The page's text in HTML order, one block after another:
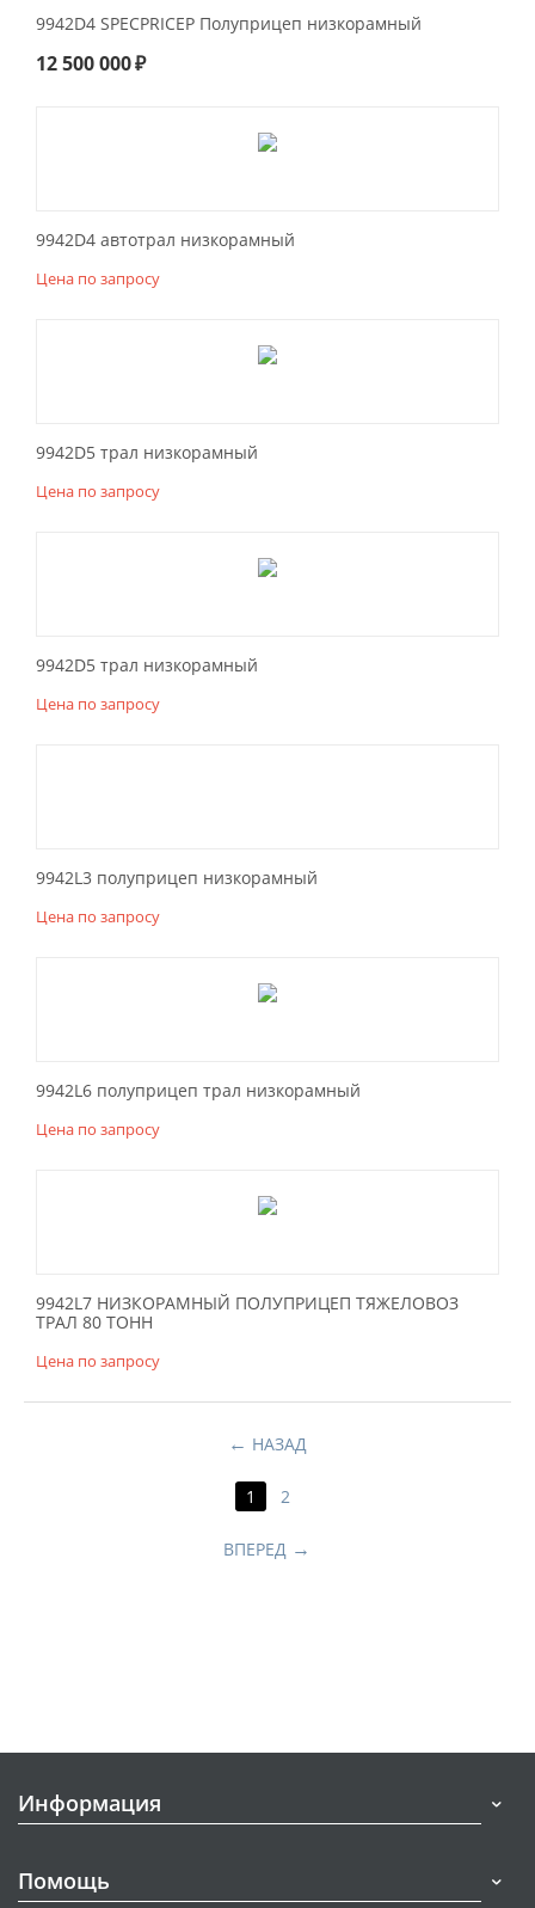
9942D4 SPECPRICEP Полуприцеп низкорамный
12 500 000₽
9942D4 автотрал низкорамный
Цена по запросу
9942D5 трал низкорамный
Цена по запросу
9942D5 трал низкорамный
Цена по запросу
9942L3 полуприцеп низкорамный
Цена по запросу
9942L6 полуприцеп трал низкорамный
Цена по запросу
9942L7 НИЗКОРАМНЫЙ ПОЛУПРИЦЕП ТЯЖЕЛОВОЗ
ТРАЛ 80 ТОНН
Цена по запросу
НАЗАД
1 2
ВПЕРЕД
Информация
Помощь